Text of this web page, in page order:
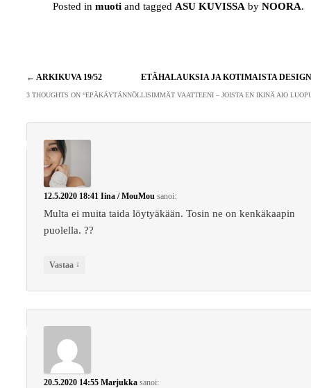
Posted inmuoti and tagged ASU KUVISSA byNOORA.
Artikkelien
selaus
← ARKIKUVA 19/52 ETÄHALAUKSIA JA KOTIMAISTA
3 THOUGHTS ON “EPÄKÄYTÄNNÖLLISIMMÄT VAATTEENI – JOISTA EN IKINÄ AIO
12.5.2020 18:41 Iina / MouMou sanoi:
Multa ei muita taida löytyäkään. Tosin ne on kenkäkaapin
puolella. ??
Vastaa ↓
20.5.2020 14:55 Marjukka sanoi: